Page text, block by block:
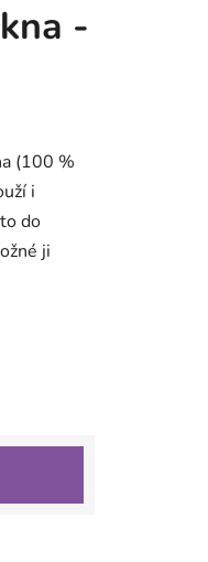
-
(100 %
i
do
ji